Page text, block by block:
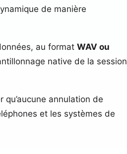
de manière
au format WAV ou
native de la session
qu’aucune annulation de
et les systèmes de